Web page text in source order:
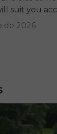
suit you
de 2026